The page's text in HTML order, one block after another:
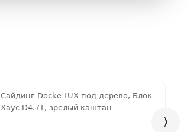
Сайдинг Docke LUX под дерево, Блок-
Хаус D4.7T, зрелый каштан